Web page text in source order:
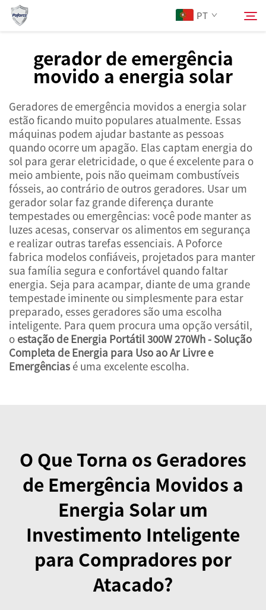
PT
Sobre Nós
Produtos
Serviços
Notícias
Contacte-nos
Pesquisar
gerador de emergência
movido a energia solar
Geradores de emergência movidos a energia solar
estão ficando muito populares atualmente. Essas
máquinas podem ajudar bastante as pessoas
quando ocorre um apagão. Elas captam energia do
sol para gerar eletricidade, o que é excelente para o
meio ambiente, pois não queimam combustíveis
fósseis, ao contrário de outros geradores. Usar um
gerador solar faz grande diferença durante
tempestades ou emergências: você pode manter as
luzes acesas, conservar os alimentos em segurança
e realizar outras tarefas essenciais. A Poforce
fabrica modelos confiáveis, projetados para manter
sua família segura e confortável quando faltar
energia. Seja para acampar, diante de uma grande
tempestade iminente ou simplesmente para estar
preparado, esses geradores são uma escolha
inteligente. Para quem procura uma opção versátil,
o estação de Energia Portátil 300W 270Wh - Solução
Completa de Energia para Uso ao Ar Livre e
Emergências é uma excelente escolha.
O Que Torna os Geradores
de Emergência Movidos a
Energia Solar um
Investimento Inteligente
para Compradores por
Atacado?